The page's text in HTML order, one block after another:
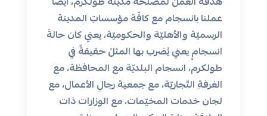
عملنا بانسجام مع كافّة مؤسساتِ المدينة
الرسميّة والأهليّة والحكوميّة، يعني كان حالةَ
انسجامٍ يعني يُضرب بها المثلُ حقيقةً في
طولكرم، انسجام البلديّة مع المحافظة، مع
الغرفةِ التّجاريّة، مع جمعية رجالِ الأعمال، مع
لجان خدمات المخيّمات، مع الوزارات ذات